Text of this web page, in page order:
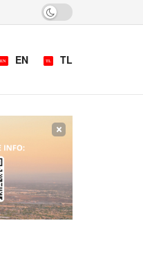
EN TL
×